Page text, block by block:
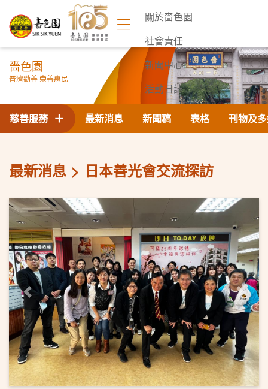
關於嗇色園
社會責任
新聞中心
活動日誌
聯絡我們
嗇色園
普濟勸善 崇善惠民
最新消息 新聞稿 表格 刊物及
慈善服務
最新消息 日本善光會交流探訪
上一頁 下一頁